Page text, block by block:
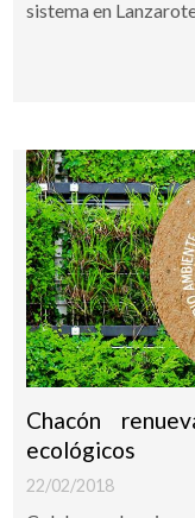
sistema en
Chacón
ecológicos
22/02/2018